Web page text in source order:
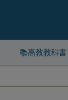
📚高教教科書